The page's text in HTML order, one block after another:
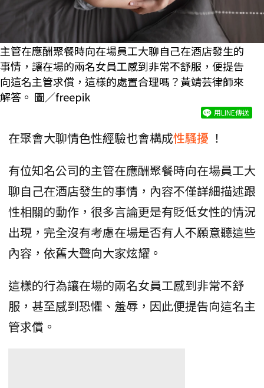
主管在應酬聚餐時向在場員工大聊自己在酒店發生的
事情，讓在場的兩名女員工感到非常不舒服，便提告
向這名主管求償，這樣的處置合理嗎？黃靖芸律師來
解答。 圖／freepik
用LINE傳送
在聚會大聊情色性經驗也會構成性騷擾 ！
有位知名公司的主管在應酬聚餐時向在場員工大
聊自己在酒店發生的事情，內容不僅詳細描述跟
性相關的動作，很多言論更是有貶低女性的情況
出現，完全沒有考慮在場是否有人不願意聽這些
內容，依舊大聲向大家炫耀。
這樣的行為讓在場的兩名女員工感到非常不舒
服，甚至感到恐懼、羞辱，因此便提告向這名主
管求償。